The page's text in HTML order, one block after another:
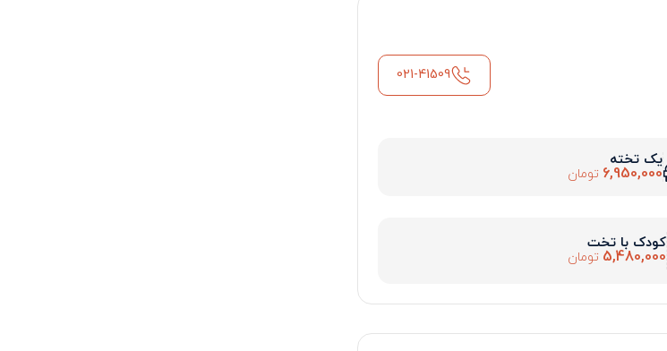
021-41509
یک تخته
6,950,000 تومان
کودک با تخت
5,480,000 تومان